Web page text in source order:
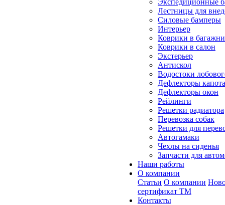
Экспедиционные
Лестницы для
Силовые бамперы
Интерьер
Коврики в
Коврики в салон
Экстерьер
Антискол
Водостоки
Дефлекторы капота
Дефлекторы окон
Рейлинги
Решетки радиатора
Перевозка собак
Решетки для
Автогамаки
Чехлы на сиденья
Запчасти для
Наши работы
О компании
Статьи О компании
сертификат ТМ
Контакты